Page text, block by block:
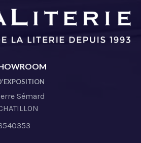
Sémard